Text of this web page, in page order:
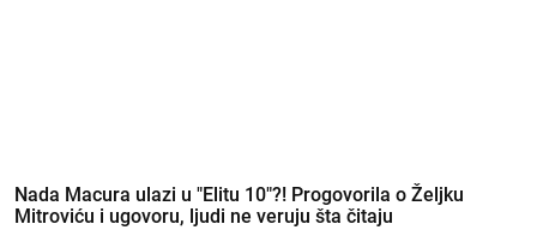
Nada Macura ulazi u "Elitu 10"?! Progovorila o Željku
Mitroviću i ugovoru, ljudi ne veruju šta čitaju